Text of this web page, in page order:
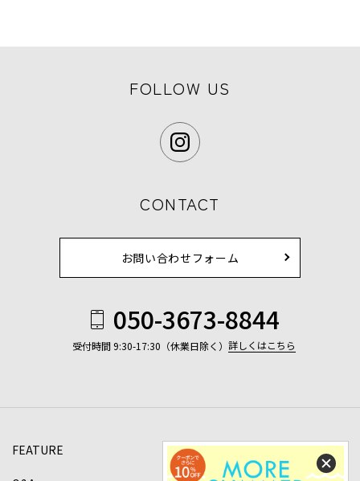
FOLLOW US
CONTACT
お問い合わせフォーム
050-3673-8844
受付時間 9:30-17:30（休業日除く） 詳しくはこちら
FEATURE